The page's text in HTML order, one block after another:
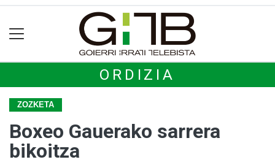
ORDIZIA
ZOZKETA
Boxeo Gauerako sarrera
bikoitza